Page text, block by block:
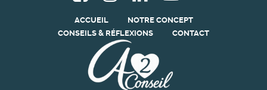
ACCUEIL
NOTRE CONCEPT
CONSEILS & RÉFLEXIONS
CONTACT